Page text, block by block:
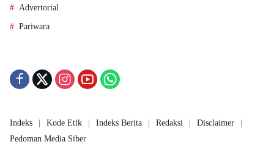
Advertorial
Pariwara
Indeks Kode Etik Indeks Berita Redaksi
Disclaimer
Pedoman Media Siber